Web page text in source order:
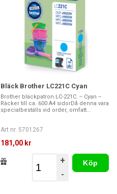
Bläck Brother LC221C Cyan
Brother bläckpatron LC-221C. -- Cyan --
Räcker till ca. 600 A4 sidorDå denna vara
specialbeställs vid order, omfatt...
Art nr. 5701267
181,00 kr
+
-
Köp